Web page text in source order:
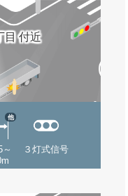
目 付近
他
３灯式信号